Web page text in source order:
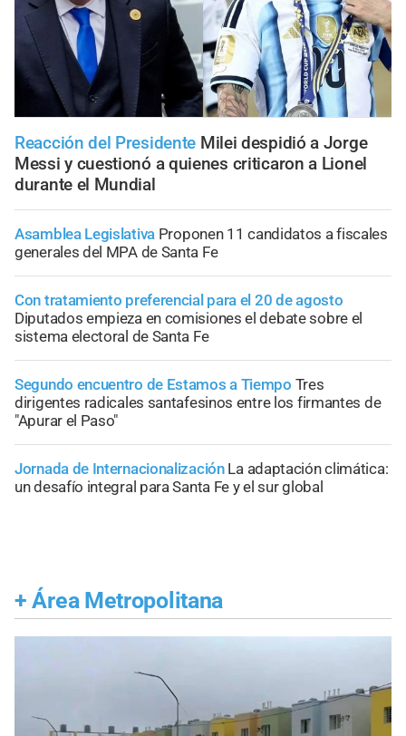
Reacción del Presidente Milei despidió a Jorge
Messi y cuestionó a quienes criticaron a Lionel
durante el Mundial
Asamblea Legislativa Proponen 11 candidatos a fiscales
generales del MPA de Santa Fe
Con tratamiento preferencial para el 20 de agosto
Diputados empieza en comisiones el debate sobre el
sistema electoral de Santa Fe
Segundo encuentro de Estamos a Tiempo Tres
dirigentes radicales santafesinos entre los firmantes de
"Apurar el Paso"
Jornada de Internacionalización La adaptación climática:
un desafío integral para Santa Fe y el sur global
+ Área Metropolitana